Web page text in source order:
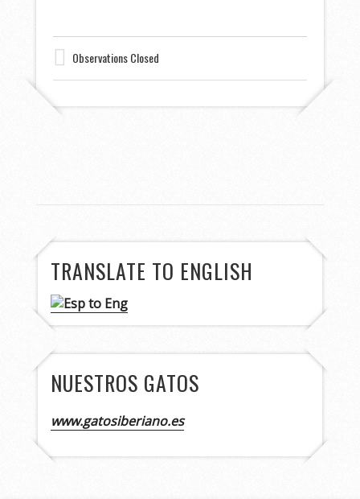
Observations Closed
TRANSLATE TO ENGLISH
NUESTROS GATOS
www.gatosiberiano.es